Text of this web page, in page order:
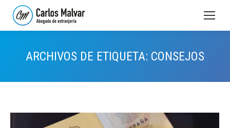
ARCHIVOS DE ETIQUETA: CONSEJOS